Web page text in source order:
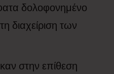
δολοφονημένο
διαχείριση των
στην επίθεση